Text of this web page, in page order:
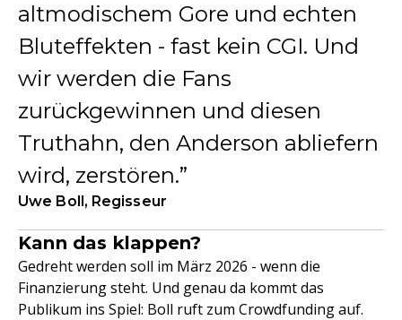
altmodischem Gore und echten
Bluteffekten - fast kein CGI. Und
wir werden die Fans
zurückgewinnen und diesen
Truthahn, den Anderson abliefern
wird, zerstören.
Uwe Boll, Regisseur
Kann das klappen?
Gedreht werden soll im März 2026 - wenn die
Finanzierung steht. Und genau da kommt das
Publikum ins Spiel: Boll ruft zum Crowdfunding auf.